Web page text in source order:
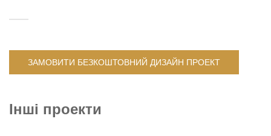
ЗАМОВИТИ БЕЗКОШТОВНИЙ ДИЗАЙН ПРОЕКТ
Інші проекти